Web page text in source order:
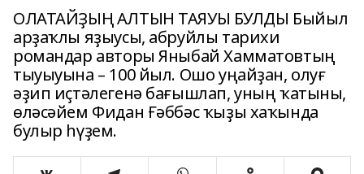
ОЛАТАЙҘЫҢ АЛТЫН ТАЯУЫ БУЛДЫ Быйыл
арҙаҡлы яҙыусы, абруйлы тарихи
романдар авторы Яныбай Хамматовтың
тыуыуына – 100 йыл. Ошо уңайҙан, олуғ
әҙип иҫтәлегенә бағышлап, уның ҡатыны,
өләсәйем Фидан Ғәббәс ҡыҙы хаҡында
булыр һүҙем.